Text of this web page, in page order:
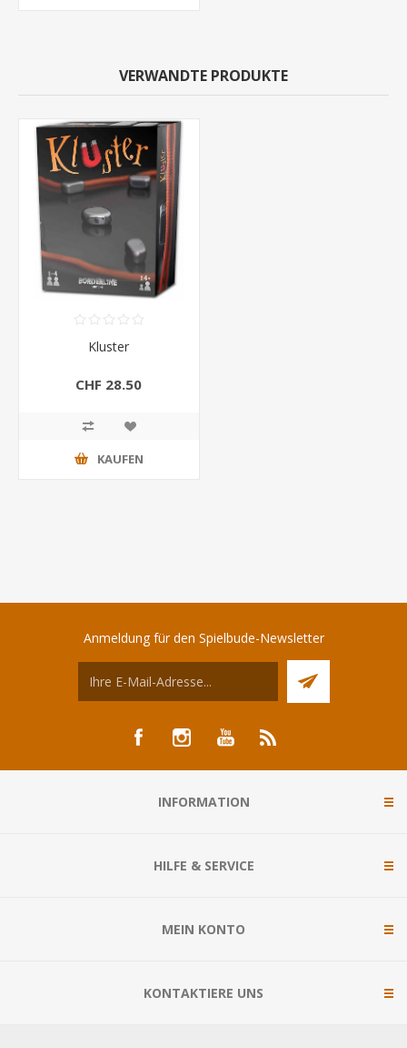
VERWANDTE PRODUKTE
Kluster
CHF 28.50
KAUFEN
Anmeldung für den Spielbude-Newsletter
INFORMATION
HILFE & SERVICE
MEIN KONTO
KONTAKTIERE UNS